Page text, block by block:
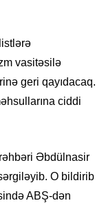
vasitəsilə
geri qayıdacaq.
ciddi
rəhbəri Əbdülnasir
O bildirib
ABŞ-dən